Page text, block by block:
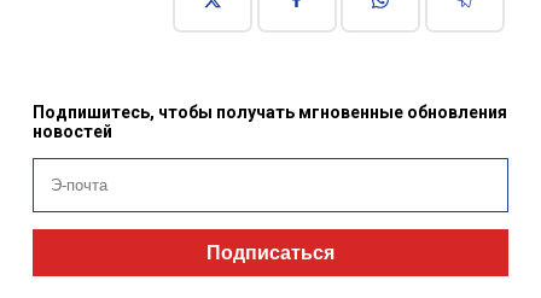
Подпишитесь, чтобы получать мгновенные обновления
новостей
Подписаться